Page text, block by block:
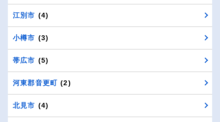
江別市 (4)
小樽市 (3)
帯広市 (5)
河東郡音更町 (2)
北見市 (4)